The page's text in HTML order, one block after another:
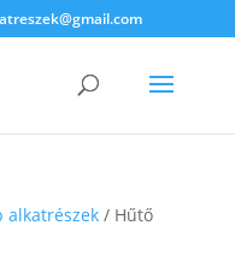
alkatrészek/ Hűtő